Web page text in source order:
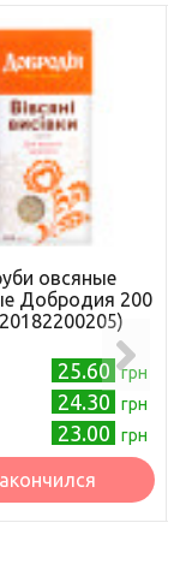
овсяные
Добродия 200
25.60 грн
24.30 грн
23.00 грн